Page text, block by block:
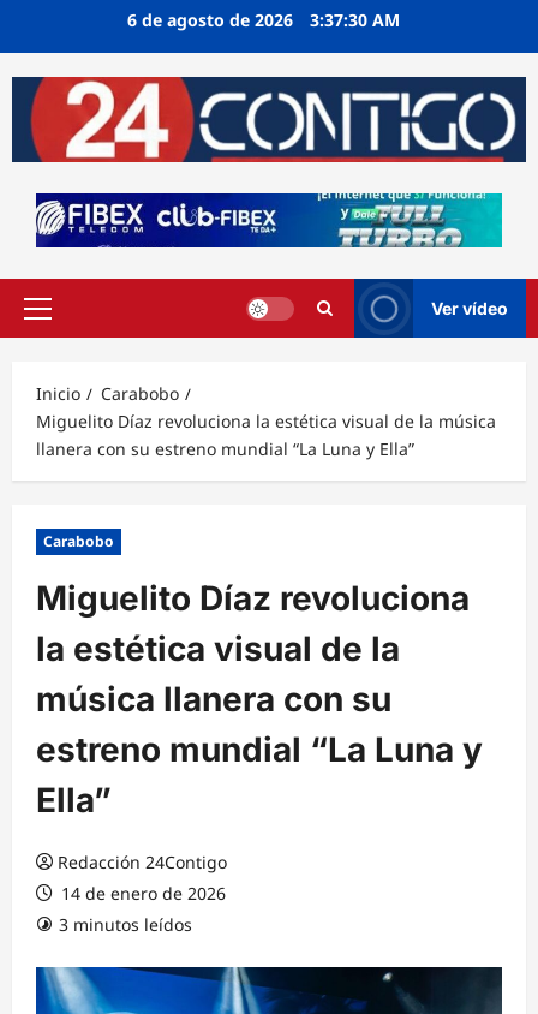
6 de agosto de 2026 3:37:31 AM
Menú
Ver vídeo
Inicio
Carabobo
Miguelito Díaz revoluciona la estética visual de la música
llanera con su estreno mundial “La Luna y Ella”
Carabobo
Miguelito Díaz revoluciona
la estética visual de la
música llanera con su
estreno mundial “La Luna y
Ella”
Redacción 24Contigo
14 de enero de 2026
3 minutos leídos